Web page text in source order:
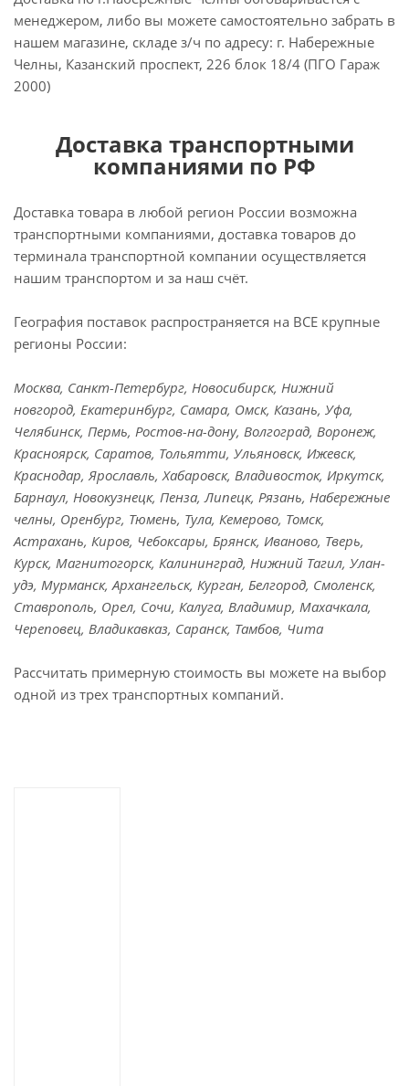
менеджером, либо вы можете самостоятельно забрать в
нашем магазине, складе з/ч по адресу: г. Набережные
Челны, Казанский проспект, 226 блок 18/4 (ПГО Гараж
2000)
Доставка транспортными
компаниями по РФ
Доставка товара в любой регион России возможна
транспортными компаниями, доставка товаров до
терминала транспортной компании осуществляется
нашим транспортом и за наш счёт.
География поставок распространяется на ВСЕ крупные
регионы России:
Москва, Санкт-Петербург, Новосибирск, Нижний
новгород, Екатеринбург, Самара, Омск, Казань, Уфа,
Челябинск, Пермь, Ростов-на-дону, Волгоград, Воронеж,
Красноярск, Саратов, Тольятти, Ульяновск, Ижевск,
Краснодар, Ярославль, Хабаровск, Владивосток, Иркутск,
Барнаул, Новокузнецк, Пенза, Липецк, Рязань, Набережные
челны, Оренбург, Тюмень, Тула, Кемерово, Томск,
Астрахань, Киров, Чебоксары, Брянск, Иваново, Тверь,
Курск, Магнитогорск, Калининград, Нижний Тагил, Улан-
удэ, Мурманск, Архангельск, Курган, Белгород, Смоленск,
Ставрополь, Орел, Сочи, Калуга, Владимир, Махачкала,
Череповец, Владикавказ, Саранск, Тамбов, Чита
Рассчитать примерную стоимость вы можете на выбор
одной из трех транспортных компаний.